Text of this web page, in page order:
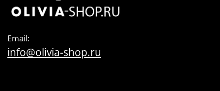
Email:
info@olivia-shop.ru